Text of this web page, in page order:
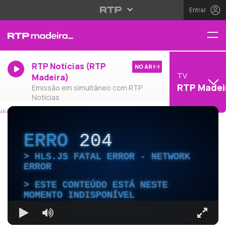
Entrar
RTP Notícias (RTP
Madeira)
Emissão em simultâneo com RTP
Notícias
NO AR
TV
RTP
ERRO204
HLS.JS FATAL ERROR - NETWORK
ERROR
ESTE CONTEÚDO ESTÁ NESTE
MOMENTO INDISPONÍVEL